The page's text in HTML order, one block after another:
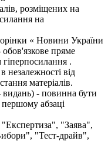
розміщених на
на
« Новини України
обов'язкове пряме
.
незалежності від
матеріалів.
видань) - повинна бути
абзаці
"Заява",
"Тест-драйв",